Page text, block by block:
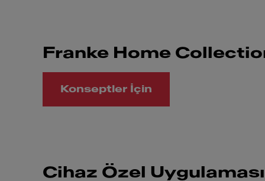
Franke Home
Konseptler İçin
Cihaz Özel